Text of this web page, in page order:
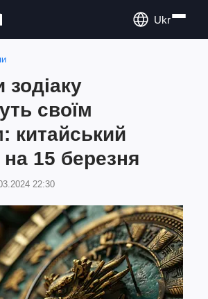
Ukr
зодіаку
своїм
китайський
на 15 березня
22:30